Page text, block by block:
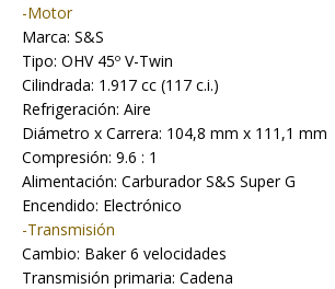
-Motor
Marca: S&S
Tipo: OHV 45º V-Twin
Cilindrada: 1.917 cc (117 c.i.)
Refrigeración: Aire
Diámetro x Carrera: 104,8 mm x 111,1 mm
Compresión: 9.6 : 1
Alimentación: Carburador S&S Super G
Encendido: Electrónico
-Transmisión
Cambio: Baker 6 velocidades
Transmisión primaria: Cadena